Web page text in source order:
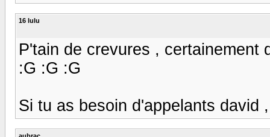
16 lulu
P'tain de crevures , certainement
:G :G :G
Si tu as besoin d'appelants david